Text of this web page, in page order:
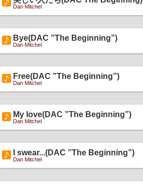
Dan Mitchel
Bye(DAC ”The Beginning”)
Dan Mitchel
Free(DAC ”The Beginning”)
Dan Mitchel
My love(DAC ”The Beginning”)
Dan Mitchel
I swear...(DAC ”The Beginning”)
Dan Mitchel